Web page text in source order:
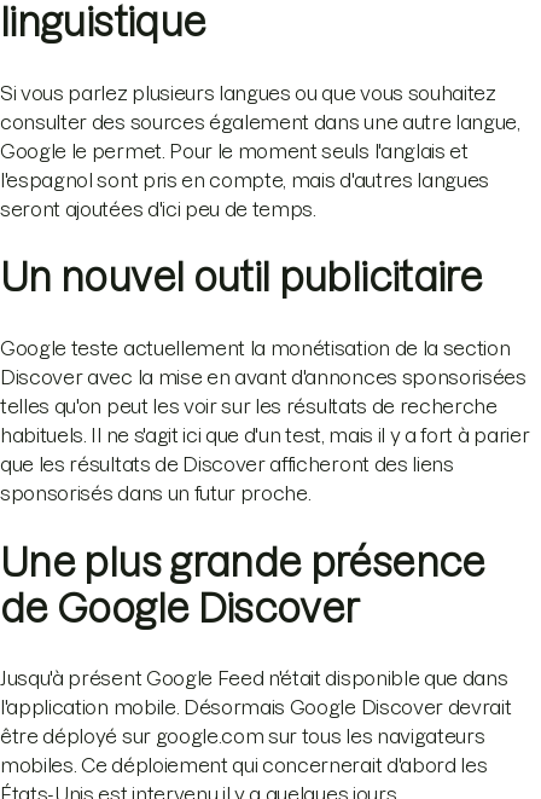
linguistique
Si vous parlez plusieurs langues ou que vous souhaitez
consulter des sources également dans une autre langue,
Google le permet. Pour le moment seuls l'anglais et
l'espagnol sont pris en compte, mais d'autres langues
seront ajoutées d'ici peu de temps.
Un nouvel outil publicitaire
Google teste actuellement la monétisation de la section
Discover avec la mise en avant d'annonces sponsorisées
telles qu'on peut les voir sur les résultats de recherche
habituels. Il ne s'agit ici que d'un test, mais il y a fort à parier
que les résultats de Discover afficheront des liens
sponsorisés dans un futur proche.
Une plus grande présence
de Google Discover
Jusqu'à présent Google Feed n'était disponible que dans
l'application mobile. Désormais Google Discover devrait
être déployé sur google.com sur tous les navigateurs
mobiles. Ce déploiement qui concernerait d'abord les
États-Unis est intervenu il y a quelques jours.